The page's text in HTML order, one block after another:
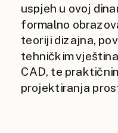
uspjeh u ovoj
formalno
teoriji dizajna,
tehničkim
CAD, te
projektiranja